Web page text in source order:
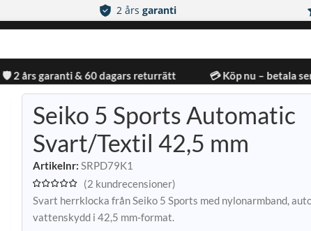
2 års garanti
🛡️ 2 års garanti & 60 dagars returrätt 💳 Köp nu – betala
Seiko 5 Sports Automatic
Svart/Textil 42,5 mm
Artikelnr: SRPD79K1
(2 kundrecensioner)
Svart herrklocka från Seiko 5 Sports med nylonarmband,
vattenskydd i 42,5 mm-format.